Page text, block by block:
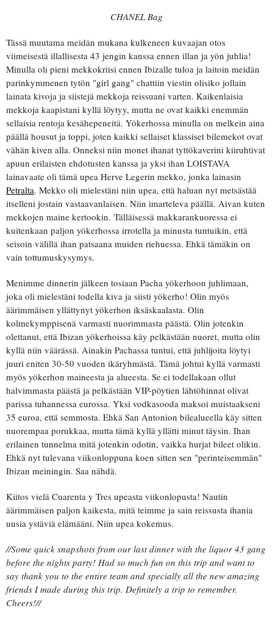
CHANEL Bag
Tässä muutama meidän mukana kulkeneen kuvaajan otos
viimeisestä illallisesta 43 jengin kanssa ennen illan ja yön juhlia!
Minulla oli pieni mekkokriisi ennen Ibizalle tuloa ja laitoin meidän
parinkymmenen tytön "girl gang" chattiin viestin olisiko jollain
lainata kivoja ja siistejä mekkoja reissuani varten. Kaikenlaisia
mekkoja kaapistani kyllä löytyy, mutta ne ovat kaikki enemmän
sellaisia rentoja kesähepeneitä. Yökerhossa minulla on melkein aina
päällä housut ja toppi, joten kaikki sellaiset klassiset bilemekot ovat
vähän kiven alla. Onneksi niin monet ihanat tyttökaverini kiiruhtivat
apuun erilaisten ehdotusten kanssa ja yksi ihan LOISTAVA
lainavaate oli tämä upea Herve Legerin mekko, jonka lainasin
Petralta. Mekko oli mielestäni niin upea, että haluan nyt metsästää
itselleni jostain vastaavanlaisen. Niin imarteleva päällä. Aivan kuten
mekkojen maine kertookin. Tälläisessä makkarankuoressa ei
kuitenkaan paljon yökerhossa irrotella ja minusta tuntuikin, että
seisoin välillä ihan patsaana muiden riehuessa. Ehkä tämäkin on
vain tottumuskysymys.
Menimme dinnerin jälkeen tosiaan Pacha yökerhoon juhlimaan,
joka oli mielestäni todella kiva ja siisti yökerho! Olin myös
äärimmäisen yllättynyt yökerhon iksäskaalasta. Olin
kolmekymppisenä varmasti nuorimmasta päästä. Olin jotenkin
olettanut, että Ibizan yökerhoissa käy pelkästään nuoret, mutta olin
kyllä niin väärässä. Ainakin Pachassa tuntui, että juhlijoita löytyi
juuri eniten 30-50 vuoden ikäryhmästä. Tämä johtui kyllä varmasti
myös yökerhon maineesta ja alueesta. Se ei todellakaan ollut
halvimmasta päästä ja pelkästään VIP-pöytien lähtöhinnat olivat
parissa tuhannessa eurossa. Yksi vodkasooda maksoi muistaakseni
35 euroa, että semmosta. Ehkä San Antonion bilealueella käy sitten
nuorempaa porukkaa, mutta tämä kyllä yllätti minut täysin. Ihan
erilainen tunnelma mitä jotenkin odotin, vaikka hurjat bileet olikin.
Ehkä nyt tulevana viikonloppuna koen sitten sen "perinteisemmän"
Ibizan meiningin. Saa nähdä.
Kiitos vielä Cuarenta y Tres upeasta viikonlopusta! Nautin
äärimmäisen paljon kaikesta, mitä teimme ja sain reissusta ihania
uusia ystäviä elämääni. Niin upea kokemus.
//Some quick snapshots from our last dinner with the liquor 43 gang
before the nights party! Had so much fun on this trip and want to
say thank you to the entire team and specially all the new amazing
friends I made during this trip. Definitely a trip to remember.
Cheers!//